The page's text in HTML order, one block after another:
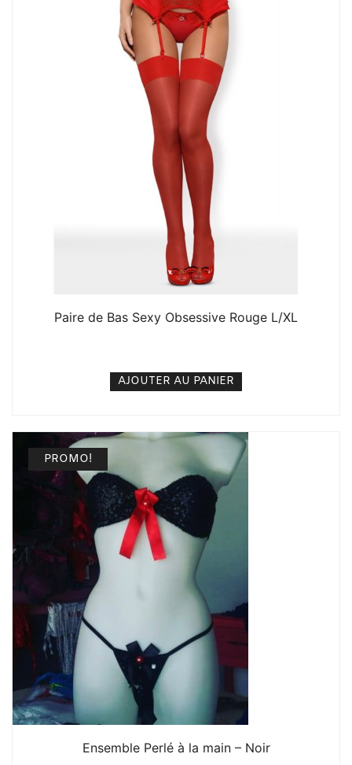
Paire de Bas Sexy Obsessive Rouge L/XL
AJOUTER AU PANIER
PROMO!
Ensemble Perlé à la main – Noir